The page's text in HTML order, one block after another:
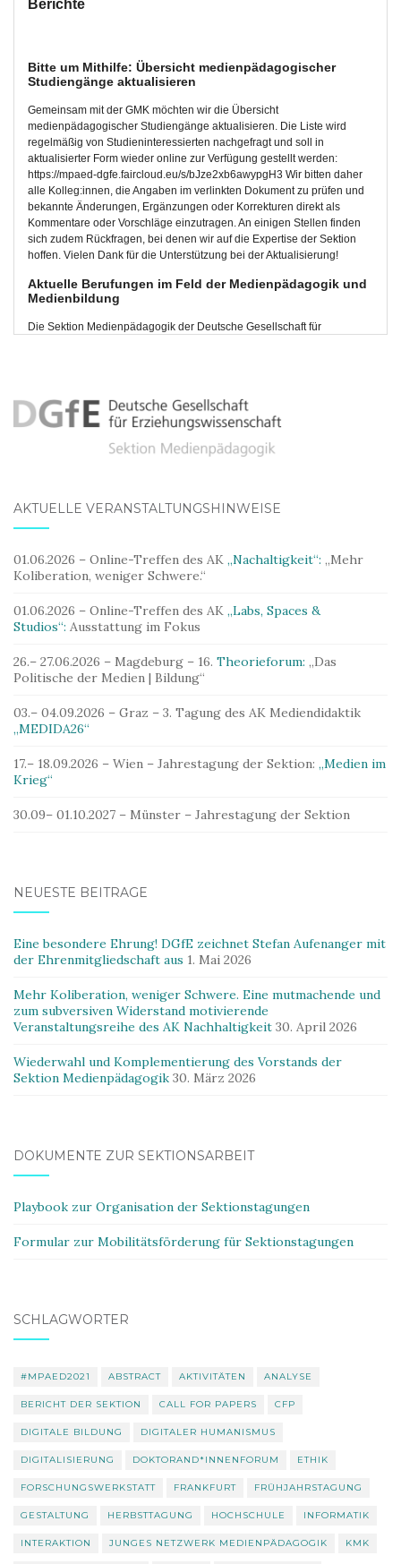
AKTUELLE VERANSTALTUNGSHINWEISE
01.06.2026 – Online-Treffen des AK „Nachaltigkeit“: „Mehr
Koliberation, weniger Schwere.“
01.06.2026 – Online-Treffen des AK „Labs, Spaces &
Studios“: Ausstattung im Fokus
26.– 27.06.2026 – Magdeburg – 16. Theorieforum: „Das
Politische der Medien | Bildung“
03.– 04.09.2026 – Graz – 3. Tagung des AK Mediendidaktik
„MEDIDA26“
17.– 18.09.2026 – Wien – Jahrestagung der Sektion: „Medien im
Krieg“
30.09– 01.10.2027 – Münster – Jahrestagung der Sektion
NEUESTE BEITRÄGE
Eine besondere Ehrung! DGfE zeichnet Stefan Aufenanger mit
der Ehrenmitgliedschaft aus 1. Mai 2026
Mehr Koliberation, weniger Schwere. Eine mutmachende und
zum subversiven Widerstand motivierende
Veranstaltungsreihe des AK Nachhaltigkeit 30. April 2026
Wiederwahl und Komplementierung des Vorstands der
Sektion Medienpädagogik 30. März 2026
DOKUMENTE ZUR SEKTIONSARBEIT
Playbook zur Organisation der Sektionstagungen
Formular zur Mobilitätsförderung für Sektionstagungen
SCHLAGWÖRTER
#MPAED2021 ABSTRACT AKTIVITÄTEN ANALYSE
BERICHT DER SEKTION CALL FOR PAPERS CFP
DIGITALE BILDUNG DIGITALER HUMANISMUS
DIGITALISIERUNG DOKTORAND*INNENFORUM ETHIK
FORSCHUNGSWERKSTATT FRANKFURT FRÜHJAHRSTAGUNG
GESTALTUNG HERBSTTAGUNG HOCHSCHULE INFORMATIK
INTERAKTION JUNGES NETZWERK MEDIENPÄDAGOGIK KMK